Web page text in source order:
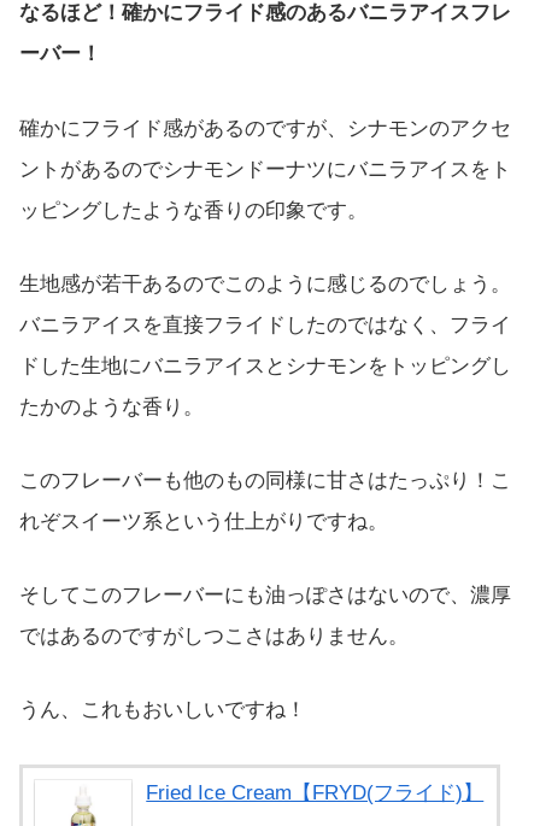
なるほど！確かにフライド感のあるバニラアイスフレ
ーバー！
確かにフライド感があるのですが、シナモンのアクセ
ントがあるのでシナモンドーナツにバニラアイスをト
ッピングしたような香りの印象です。
生地感が若干あるのでこのように感じるのでしょう。
バニラアイスを直接フライドしたのではなく、フライ
ドした生地にバニラアイスとシナモンをトッピングし
たかのような香り。
このフレーバーも他のもの同様に甘さはたっぷり！こ
れぞスイーツ系という仕上がりですね。
そしてこのフレーバーにも油っぽさはないので、濃厚
ではあるのですがしつこさはありません。
うん、これもおいしいですね！
Fried Ice Cream【FRYD(フライド)】